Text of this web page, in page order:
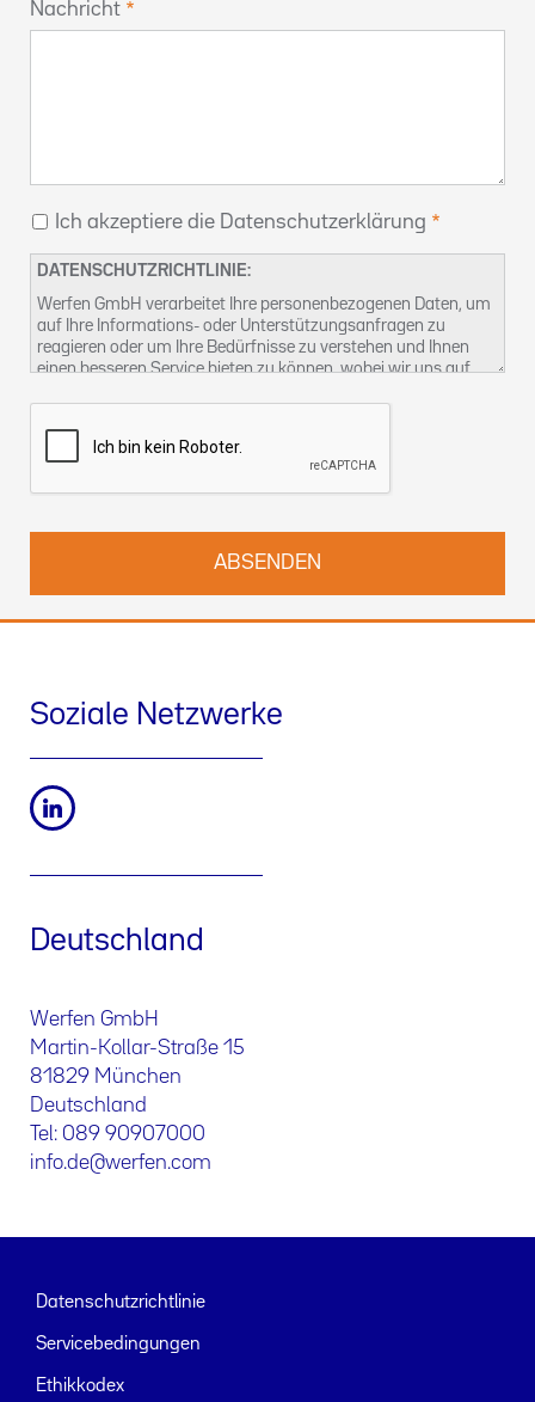
Nachricht
Ich akzeptiere die Datenschutzerklärung
DATENSCHUTZRICHTLINIE:
Werfen GmbH verarbeitet Ihre personenbezogenen Daten, um
auf Ihre Informations- oder Unterstützungsanfragen zu
reagieren oder um Ihre Bedürfnisse zu verstehen und Ihnen
einen besseren Service bieten zu können, wobei wir uns auf
ausüben können, finden Sie in unserer
Sie können uns auch unterkontact-dsb@althammer-kill.de
Soziale Netzwerke
Deutschland
Werfen GmbH
Martin-Kollar-Straße 15
81829 München
Deutschland
Tel: 089 90907000
info.de@werfen.com
Datenschutzrichtlinie
Servicebedingungen
Ethikkodex